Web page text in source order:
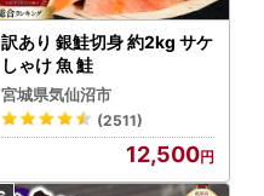
訳あり 銀鮭切身 約2kg サケ
しゃけ 魚 鮭
宮城県気仙沼市
(2511)
12,500